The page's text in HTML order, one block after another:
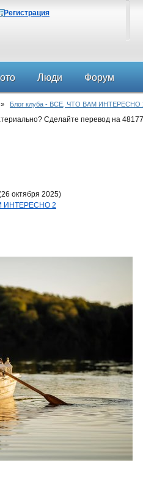
Регистрация
Люди Форум
Блог клуба - ВСЕ, ЧТО ВАМ ИНТЕРЕСНО
Сделайте перевод на
октября 2025)
ИНТЕРЕСНО 2